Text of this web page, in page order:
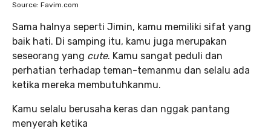
Source: Favim.com
Sama halnya seperti Jimin, kamu memiliki sifat yang
baik hati. Di samping itu, kamu juga merupakan
seseorang yang cute. Kamu sangat peduli dan
perhatian terhadap teman-temanmu dan selalu ada
ketika mereka membutuhkanmu.
Kamu selalu berusaha keras dan nggak pantang
menyerah ketika